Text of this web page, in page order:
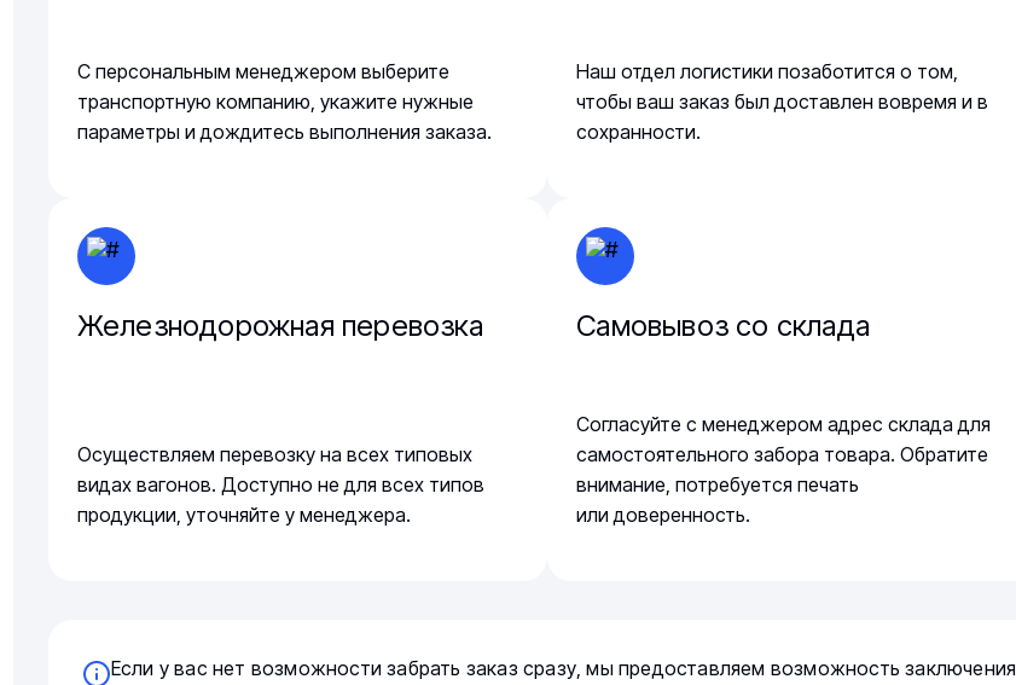
С персональным менеджером выберите
транспортную компанию, укажите нужные
параметры и дождитесь выполнения заказа.
Наш отдел логистики позаботится о том,
чтобы ваш заказ был доставлен вовремя и в
сохранности.
Железнодорожная перевозка
Осуществляем перевозку на всех типовых
видах вагонов. Доступно не для всех типов
продукции, уточняйте у менеджера.
Самовывоз со склада
Согласуйте с менеджером адрес склада для
самостоятельного забора товара. Обратите
внимание, потребуется печать
или доверенность.
Если у вас нет возможности забрать заказ сразу, мы предоставляем возможность заключения